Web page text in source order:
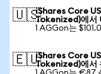
🇺🇸iShares Core
Tokenized)에서
1 AGGon는
🇪🇺iShares Core
Tokenized)에서